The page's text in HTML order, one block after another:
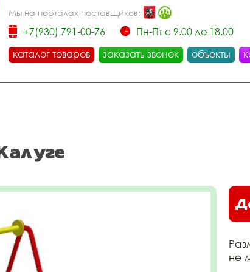
Мы на порталах поставщиков:
+7(930) 791-00-76
Пн-Пт с 9.00 до 18.00
каталог товаров
заказать звонок объекты
не